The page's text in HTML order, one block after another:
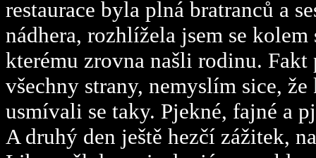
restaurace byla plná bratranců a
nádhera, rozhlížela jsem se
kterému zrovna našli rodinu. Fakt
všechny strany, nemyslím sice,
usmívali se taky. Pjekné, fajné a
A druhý den ještě hezčí zážitek,